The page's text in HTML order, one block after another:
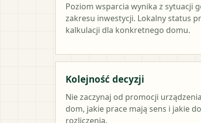
Poziom wsparcia wynika z sytuacji
zakresu inwestycji. Lokalny status
kalkulacji dla konkretnego domu.
Kolejność decyzji
Nie zaczynaj od promocji
dom, jakie prace mają sens i jakie
rozliczenia.